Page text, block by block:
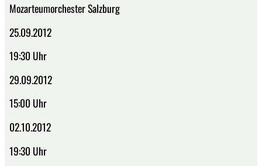
Mozarteumorchester Salzburg
25.09.2012
19:30 Uhr
29.09.2012
15:00 Uhr
02.10.2012
19:30 Uhr